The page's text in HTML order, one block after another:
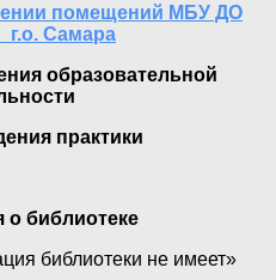
помещений МБУ ДО
г.о. Самара
образовательной
практики
библиотеке
библиотеки не имеет»